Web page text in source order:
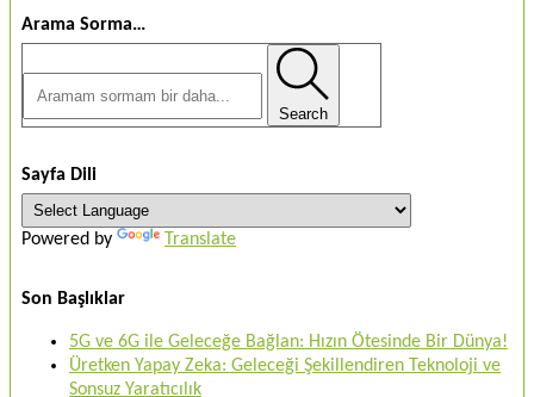
Arama Sorma…
Search
Sayfa Dili
Powered by Translate
Son Başlıklar
5G ve 6G ile Geleceğe Bağlan: Hızın Ötesinde Bir Dünya!
Üretken Yapay Zeka: Geleceği Şekillendiren Teknoloji ve
Sonsuz Yaratıcılık